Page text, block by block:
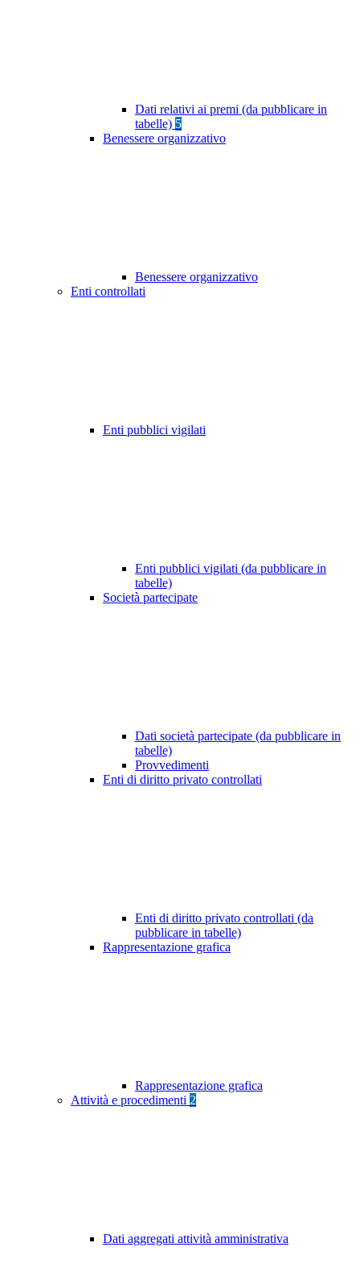
Dati relativi ai premi (da pubblicare in
tabelle) 5
Benessere organizzativo
Benessere organizzativo
Enti controllati
Enti pubblici vigilati
Enti pubblici vigilati (da pubblicare in
tabelle)
Società partecipate
Dati società partecipate (da pubblicare in
tabelle)
Provvedimenti
Enti di diritto privato controllati
Enti di diritto privato controllati (da
pubblicare in tabelle)
Rappresentazione grafica
Rappresentazione grafica
Attività e procedimenti 2
Dati aggregati attività amministrativa